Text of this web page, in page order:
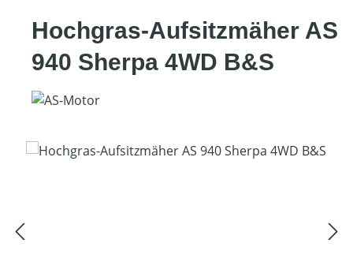
Hochgras-Aufsitzmäher AS
940 Sherpa 4WD B&S
Bildergalerie überspringen